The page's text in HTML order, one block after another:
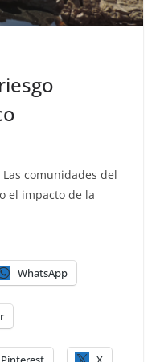
Las comunidades del
el impacto de la
WhatsApp